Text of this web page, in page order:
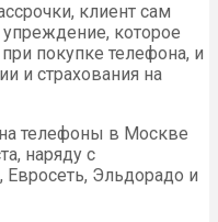
клиент сам
которое
покупке телефона, и
и страхования на
телефоны в Москве
наряду с
Евросеть, Эльдорадо и